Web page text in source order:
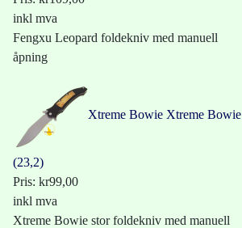
inkl mva
Fengxu Leopard foldekniv med manuell
åpning
Xtreme Bowie Xtreme Bowie
(23,2)
Pris: kr99,00
inkl mva
Xtreme Bowie stor foldekniv med manuell